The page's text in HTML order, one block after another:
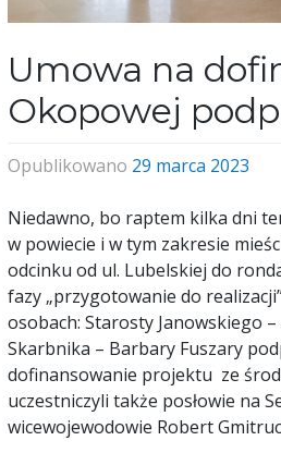
Umowa na
Okopowej
Opublikowano 29 marca 2023
Niedawno, bo raptem kilka dni
w powiecie i w tym zakresie
odcinku od ul. Lubelskiej do
fazy „przygotowanie do
osobach: Starosty Janowskiego
Skarbnika – Barbary Fuszary
dofinansowanie projektu ze
uczestniczyli także posłowie na
wicewojewodowie Robert